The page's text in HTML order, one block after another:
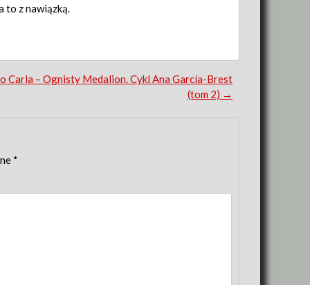
z nawiązką.
Carla – Ognisty Medalion. Cykl Ana García-Brest
(tom 2) →
*